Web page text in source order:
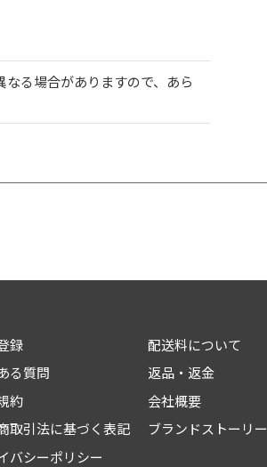
る場合がありますので、あら
録
る質問
約
取引法に基づく表記
バシーポリシー
配送料について
返品・返金
会社概要
ブランドストーリー